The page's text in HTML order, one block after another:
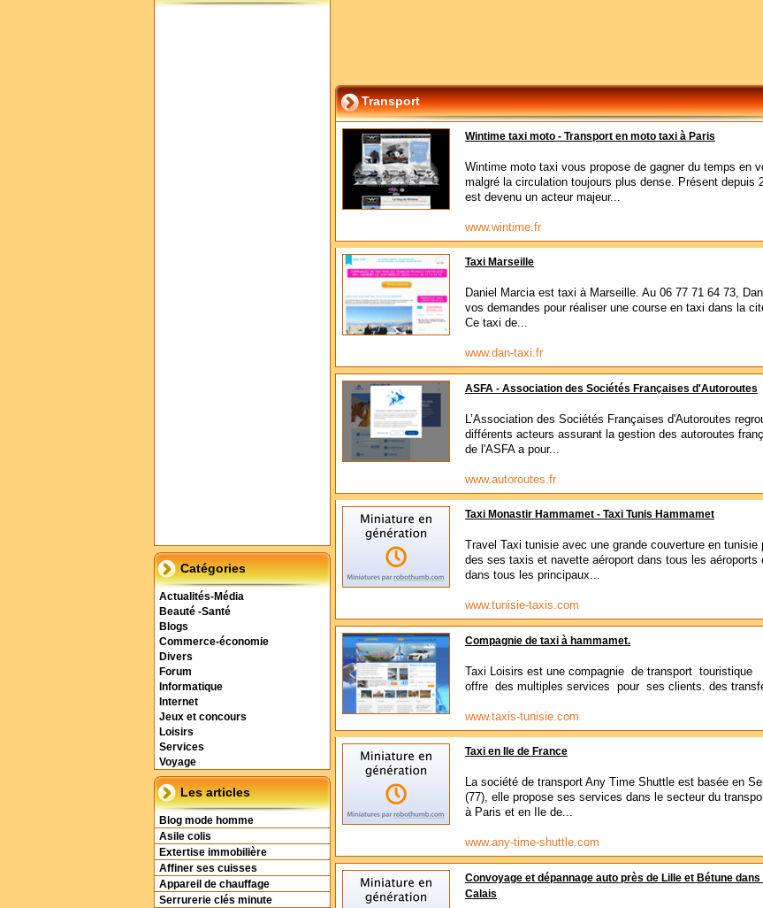
Catégories
Actualités-Média
Beauté -Santé
Blogs
Commerce-économie
Divers
Forum
Informatique
Internet
Jeux et concours
Loisirs
Services
Voyage
Les articles
Blog mode homme
Asile colis
Extertise immobilière
Affiner ses cuisses
Appareil de chauffage
Serrurerie clés minute
Transport
Wintime taxi moto - Transport en moto taxi à Paris
Wintime moto taxi vous propose de gagner du temps en
malgré la circulation toujours plus dense. Présent depuis
est devenu un acteur majeur...
www.wintime.fr
Taxi Marseille
Daniel Marcia est taxi à Marseille. Au 06 77 71 64 73,
vos demandes pour réaliser une course en taxi dans la
Ce taxi de...
www.dan-taxi.fr
ASFA - Association des Sociétés Françaises d'Autoroutes
L’Association des Sociétés Françaises d'Autoroutes
différents acteurs assurant la gestion des autoroutes
de l'ASFA a pour...
www.autoroutes.fr
Taxi Monastir Hammamet - Taxi Tunis Hammamet
Travel Taxi tunisie avec une grande couverture en tunisie
des ses taxis et navette aéroport dans tous les aéroports
dans tous les principaux...
www.tunisie-taxis.com
Compagnie de taxi à hammamet.
Taxi Loisirs est une compagnie de transport touristique
offre des multiples services pour ses clients. des
www.taxis-tunisie.com
Taxi en Ile de France
La société de transport Any Time Shuttle est basée en
(77), elle propose ses services dans le secteur du
à Paris et en Ile de...
www.any-time-shuttle.com
Convoyage et dépannage auto près de Lille et Bétune dans
Calais